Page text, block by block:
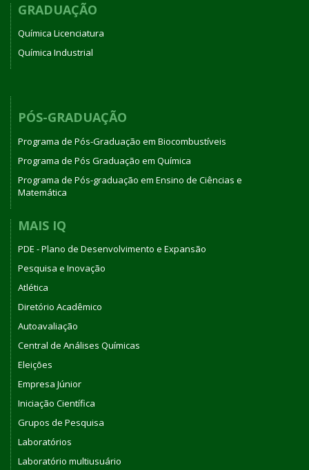
GRADUAÇÃO
Química Licenciatura
Química Industrial
PÓS-GRADUAÇÃO
Programa de Pós-Graduação em Biocombustíveis
Programa de Pós Graduação em Química
Programa de Pós-graduação em Ensino de Ciências e
Matemática
MAIS IQ
PDE - Plano de Desenvolvimento e Expansão
Pesquisa e Inovação
Atlética
Diretório Acadêmico
Autoavaliação
Central de Análises Químicas
Eleições
Empresa Júnior
Iniciação Científica
Grupos de Pesquisa
Laboratórios
Laboratório multiusuário